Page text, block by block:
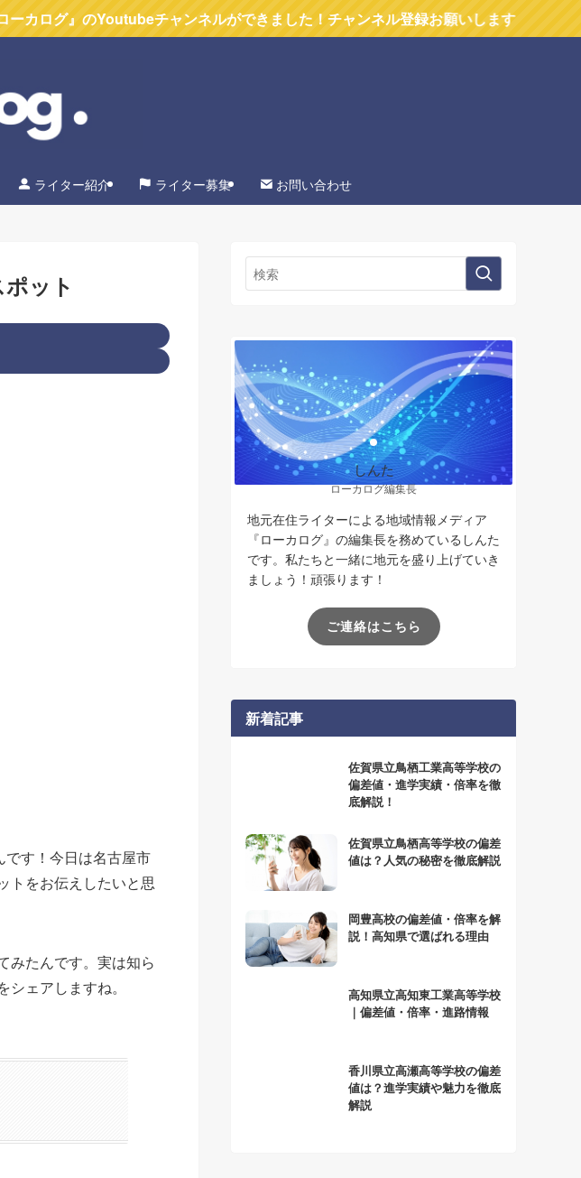
のYoutubeチャンネルができました！チャンネル登録お願いします
ライター紹介 ライター募集 お問い合わせ
ット
す！今日は名古屋市
トをお伝えしたいと思
みたんです。実は知ら
ェアしますね。
しんた
ローカログ編集長
地元在住ライターによる地域情報メディア
『ローカログ』の編集長を務めているしんた
です。私たちと一緒に地元を盛り上げていき
ましょう！頑張ります！
ご連絡はこちら
新着記事
佐賀県立鳥栖工業高等学校の
偏差値・進学実績・倍率を徹
底解説！
佐賀県立鳥栖高等学校の偏差
値は？人気の秘密を徹底解説
岡豊高校の偏差値・倍率を解
説！高知県で選ばれる理由
高知県立高知東工業高等学校
｜偏差値・倍率・進路情報
香川県立高瀬高等学校の偏差
値は？進学実績や魅力を徹底
解説